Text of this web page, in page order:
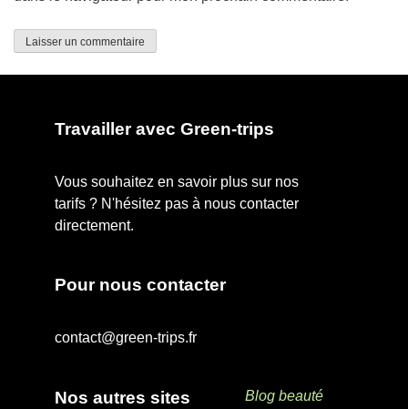
Travailler avec Green-trips
Vous souhaitez en savoir plus sur nos
tarifs ? N'hésitez pas à nous contacter
directement.
Pour nous contacter
contact@green-trips.fr
Nos autres sites Blog beauté